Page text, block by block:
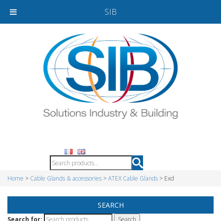
Home > Cable Glands & accessories >ATEX Cable Glands > Exd
SEARCH
Search for:
SIB